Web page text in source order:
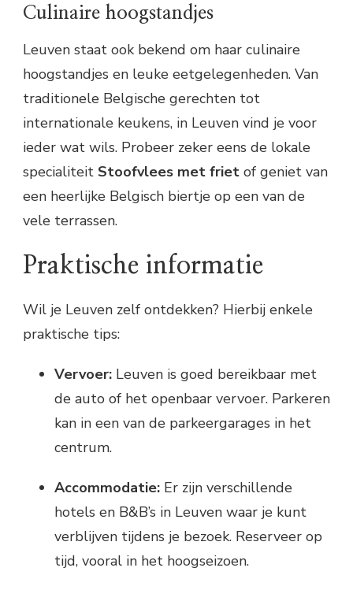
Culinaire hoogstandjes
Leuven staat ook bekend om haar culinaire
hoogstandjes en leuke eetgelegenheden. Van
traditionele Belgische gerechten tot
internationale keukens, in Leuven vind je voor
ieder wat wils. Probeer zeker eens de lokale
specialiteit Stoofvlees met friet of geniet van
een heerlijke Belgisch biertje op een van de
vele terrassen.
Praktische informatie
Wil je Leuven zelf ontdekken? Hierbij enkele
praktische tips:
Vervoer: Leuven is goed bereikbaar met
de auto of het openbaar vervoer. Parkeren
kan in een van de parkeergarages in het
centrum.
Accommodatie: Er zijn verschillende
hotels en B&B’s in Leuven waar je kunt
verblijven tijdens je bezoek. Reserveer op
tijd, vooral in het hoogseizoen.